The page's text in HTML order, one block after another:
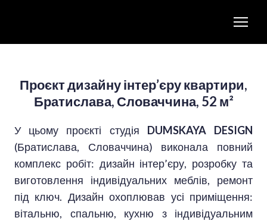
Проєкт дизайну інтер’єру квартири,
Братислава, Словаччина, 52 м²
У цьому проєкті студія DUMSKAYA DESIGN
(Братислава, Словаччина) виконала повний
комплекс робіт: дизайн інтер’єру, розробку та
виготовлення індивідуальних меблів, ремонт
під ключ. Дизайн охоплював усі приміщення:
вітальню, спальню, кухню з індивідуальним